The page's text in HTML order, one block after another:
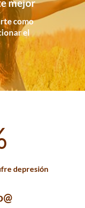
mejor
como
el
depresión